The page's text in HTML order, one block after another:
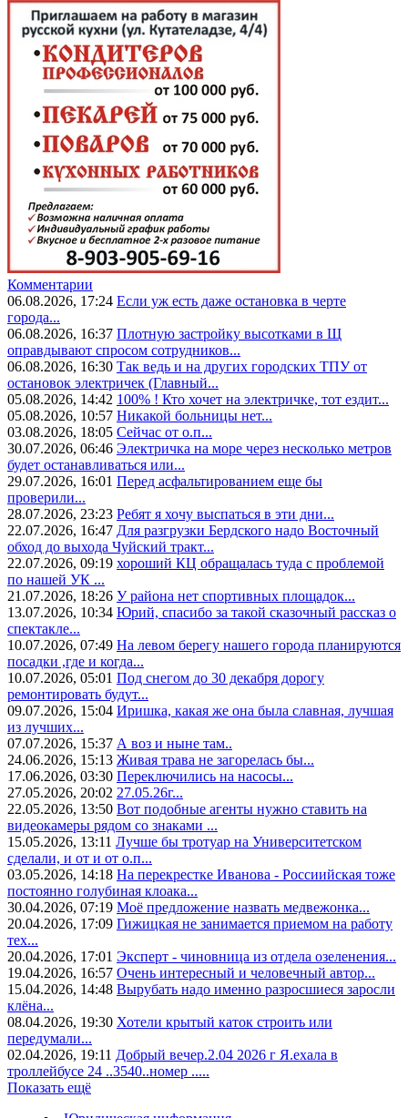
Комментарии
06.08.2026, 17:24 Если уж есть даже остановка в черте
города...
06.08.2026, 16:37 Плотную застройку высотками в Щ
оправдывают спросом сотрудников...
06.08.2026, 16:30 Так ведь и на других городских ТПУ от
остановок электричек (Главный...
05.08.2026, 14:42 100% ! Кто хочет на электричке, тот ездит...
05.08.2026, 10:57 Никакой больницы нет...
03.08.2026, 18:05 Сейчас от о.п...
30.07.2026, 06:46 Электричка на море через несколько метров
будет останавливаться или...
29.07.2026, 16:01 Перед асфальтированием еще бы
проверили...
28.07.2026, 23:23 Ребят я хочу выспаться в эти дни...
22.07.2026, 16:47 Для разгрузки Бердского надо Восточный
обход до выхода Чуйский тракт...
22.07.2026, 09:19 хороший КЦ обращалась туда с проблемой
по нашей УК ...
21.07.2026, 18:26 У района нет спортивных площадок...
13.07.2026, 10:34 Юрий, спасибо за такой сказочный рассказ о
спектакле...
10.07.2026, 07:49 На левом берегу нашего города планируются
посадки ,где и когда...
10.07.2026, 05:01 Под снегом до 30 декабря дорогу
ремонтировать будут...
09.07.2026, 15:04 Иришка, какая же она была славная, лучшая
из лучших...
07.07.2026, 15:37 А воз и ныне там..
24.06.2026, 15:13 Живая трава не загорелась бы...
17.06.2026, 03:30 Переключились на насосы...
27.05.2026, 20:02 27.05.26г...
22.05.2026, 13:50 Вот подобные агенты нужно ставить на
видеокамеры рядом со знаками ...
15.05.2026, 13:11 Лучше бы тротуар на Университетском
сделали, и от и от о.п...
03.05.2026, 14:18 На перекрестке Иванова - Россиийская тоже
постоянно голубиная клоака...
30.04.2026, 07:19 Моё предложение назвать медвежонка...
20.04.2026, 17:09 Гижицкая не занимается приемом на работу
тех...
20.04.2026, 17:01 Эксперт - чиновница из отдела озеленения...
19.04.2026, 16:57 Очень интересный и человечный автор...
15.04.2026, 14:48 Вырубать надо именно разросшиеся заросли
клёна...
08.04.2026, 19:30 Хотели крытый каток строить или
передумали...
02.04.2026, 19:11 Добрый вечер.2.04 2026 г Я.ехала в
троллейбусе 24 ..3540..номер .....
Показать ещё